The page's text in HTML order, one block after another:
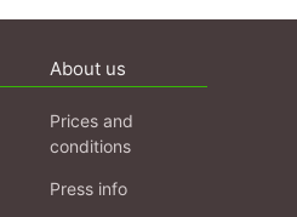
About us
Prices and
conditions
Press info